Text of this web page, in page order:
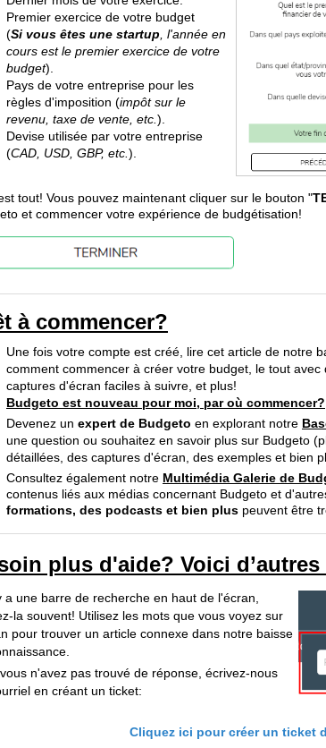
Premier exercice de votre budget
(Si vous êtes une startup, l'année en
cours est le premier exercice de votre
budget).
Pays de votre entreprise pour les
règles d'imposition (impôt sur le
revenu, taxe de vente, etc.).
Devise utilisée par votre entreprise
(CAD, USD, GBP, etc.).
tout! Vous pouvez maintenant cliquer sur le bouton "
et commencer votre expérience de budgétisation!
à commencer?
Une fois votre compte est créé, lire cet article de notre
comment commencer à créer votre budget, le tout
captures d'écran faciles à suivre, et plus!
Budgeto est nouveau pour moi, par où commencer?
Devenez un expert de Budgeto en explorant notre
une question ou souhaitez en savoir plus sur Budgeto
détaillées, des captures d'écran, des exemples et bien
Consultez également notre Multimédia Galerie de
contenus liés aux médias concernant Budgeto et
formations, des podcasts et bien plus peuvent être
plus d'aide? Voici
a une barre de recherche en haut de l'écran,
la souvent! Utilisez les mots que vous voyez sur
pour trouver un article connexe dans notre baisse
n'avez pas trouvé de réponse, écrivez-nous
en créant un ticket:
Cliquez ici pour créer un ticket